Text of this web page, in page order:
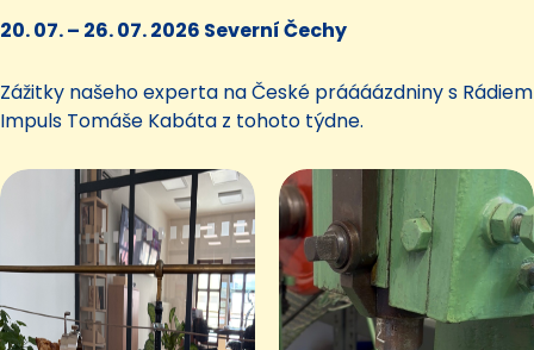
20. 07. – 26. 07. 2026 Severní Čechy
Zážitky našeho experta na České práááázdniny s Rádiem
Impuls Tomáše Kabáta z tohoto týdne.